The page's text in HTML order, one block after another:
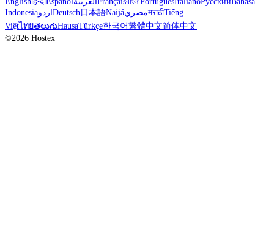
IndonesiaاردوDeutsch日本語NaijáمصريमराठीTiếng
ViệtไทยతెలుగుHausaTürkçe한국어繁體中文简体中文
©2026 Hostex